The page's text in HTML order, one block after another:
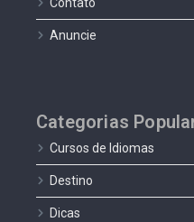
Contato
Anuncie
Categorias
Cursos de Idiomas
Destino
Dicas